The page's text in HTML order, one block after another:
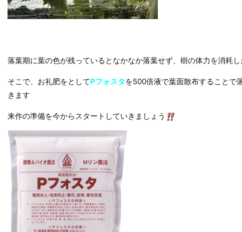
落葉期に葉の色が残っているとなかなか落葉せず、樹の体力を消耗
そこで、お礼肥をとしてPフォスタ を500倍液で葉面散布することで
きます
来作の準備を今からスタートしていきましょう